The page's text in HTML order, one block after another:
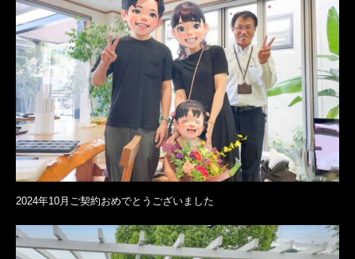
2024年10月ご契約おめでとうございました